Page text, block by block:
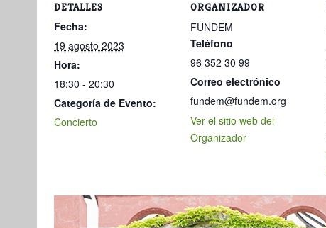
DETALLES
Fecha:
19 agosto 2023
Hora:
18:30 - 20:30
Categoría de Evento:
Concierto
ORGANIZADOR
FUNDEM
Teléfono
96 352 30 99
Correo electrónico
fundem@fundem.org
Ver el sitio web del
Organizador